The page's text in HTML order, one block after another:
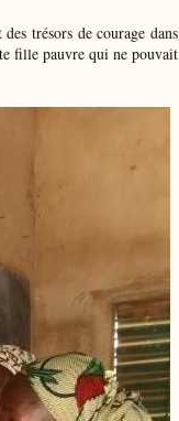
trésors de courage dans
fille pauvre qui ne pouvait